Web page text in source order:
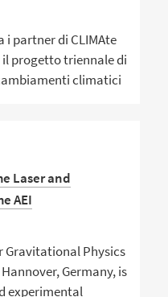
i partner di CLIMAte
il progetto triennale di
climatici
Laser and
AEI
Gravitational Physics
Germany, is
experimental